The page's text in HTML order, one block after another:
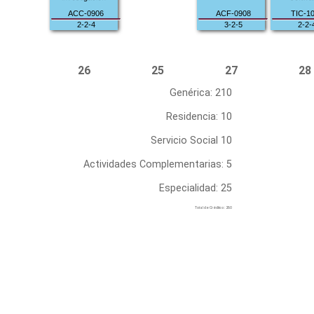
ACC-0906
2-2-4
ACF-0908
3-2-5
TIC-
2-2-
26 25 27 28
Genérica: 210
Residencia: 10
Servicio Social 10
Actividades Complementarias: 5
Especialidad: 25
Total de Créditos: 260